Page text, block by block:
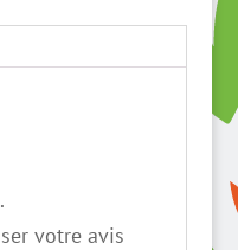
votre avis